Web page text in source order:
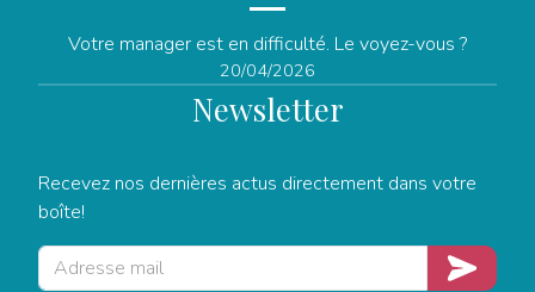
Votre manager est en difficulté. Le voyez-vous ?
20/04/2026
Newsletter
Recevez nos dernières actus directement dans votre
boîte!
Je